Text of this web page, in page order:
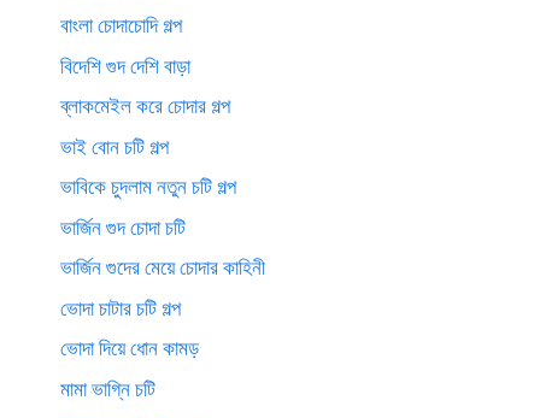
বাংলা চোদাচোদি গল্প
বিদেশি গুদ দেশি বাড়া
ব্লাকমেইল করে চোদার গল্প
ভাই বোন চটি গল্প
ভাবিকে চুদলাম নতুন চটি গল্প
ভার্জিন গুদ চোদা চটি
ভার্জিন গুদের মেয়ে চোদার কাহিনী
ভোদা চাটার চটি গল্প
ভোদা দিয়ে ধোন কামড়
মামা ভাগ্নি চটি